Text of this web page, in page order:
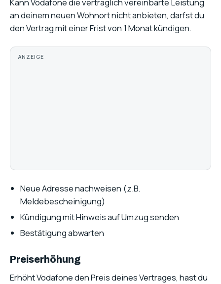
Kann Vodafone die vertraglich vereinbarte Leistung
an deinem neuen Wohnort nicht anbieten, darfst du
den Vertrag mit einer Frist von 1 Monat kündigen.
ANZEIGE
Neue Adresse nachweisen (z.B.
Meldebescheinigung)
Kündigung mit Hinweis auf Umzug senden
Bestätigung abwarten
Preiserhöhung
Erhöht Vodafone den Preis deines Vertrages, hast du